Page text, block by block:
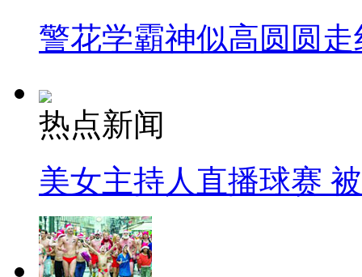
警花学霸神似高圆圆走
热点新闻
美女主持人直播球赛